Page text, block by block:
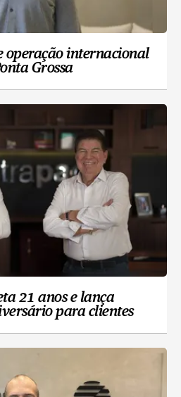
operação internacional
Grossa
21 anos e lança
para clientes